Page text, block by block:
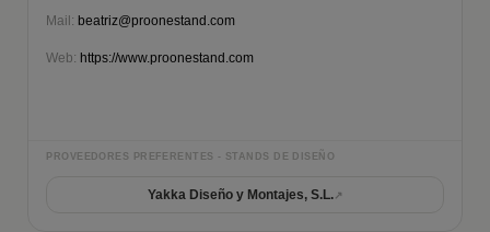
Mail: beatriz@proonestand.com
Web: https://www.proonestand.com
PROVEEDORES PREFERENTES - STANDS DE DISEÑO
Yakka Diseño y Montajes, S.L.